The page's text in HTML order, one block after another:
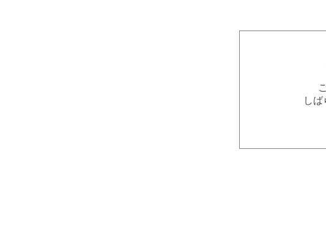
し